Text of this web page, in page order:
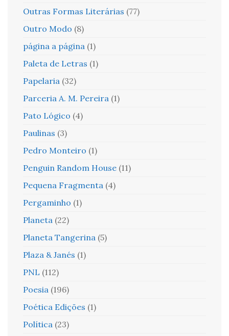
Outras Formas Literárias (77)
Outro Modo (8)
página a página (1)
Paleta de Letras (1)
Papelaria (32)
Parceria A. M. Pereira (1)
Pato Lógico (4)
Paulinas (3)
Pedro Monteiro (1)
Penguin Random House (11)
Pequena Fragmenta (4)
Pergaminho (1)
Planeta (22)
Planeta Tangerina (5)
Plaza & Janés (1)
PNL (112)
Poesia (196)
Poética Edições (1)
Política (23)